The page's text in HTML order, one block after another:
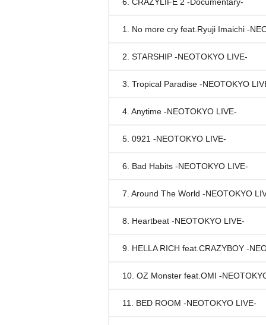
1. No more cry feat.Ryuji Imaichi -
2. STARSHIP -NEOTOKYO LIVE-
3. Tropical Paradise -NEOTOKYO
4. Anytime -NEOTOKYO LIVE-
5. 0921 -NEOTOKYO LIVE-
6. Bad Habits -NEOTOKYO LIVE-
7. Around The World -NEOTOKYO
8. Heartbeat -NEOTOKYO LIVE-
9. HELLA RICH feat.CRAZYBOY -
10. OZ Monster feat.OMI -
11. BED ROOM -NEOTOKYO LIVE-